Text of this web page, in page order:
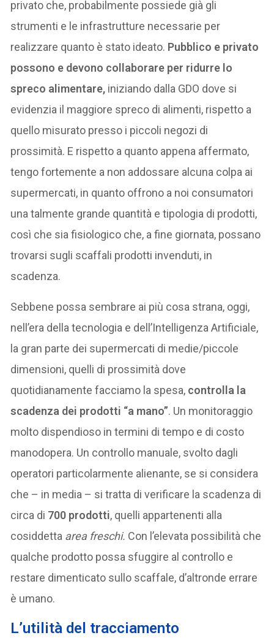
privato che, probabilmente possiede già gli
strumenti e le infrastrutture necessarie per
realizzare quanto è stato ideato. Pubblico e privato
possono e devono collaborare per ridurre lo
spreco alimentare, iniziando dalla GDO dove si
evidenzia il maggiore spreco di alimenti, rispetto a
quello misurato presso i piccoli negozi di
prossimità. E rispetto a quanto appena affermato,
tengo fortemente a non addossare alcuna colpa ai
supermercati, in quanto offrono a noi consumatori
una talmente grande quantità e tipologia di prodotti,
così che sia fisiologico che, a fine giornata, possano
trovarsi sugli scaffali prodotti invenduti, in
scadenza.
Sebbene possa sembrare ai più cosa strana, oggi,
nell’era della tecnologia e dell’Intelligenza Artificiale,
la gran parte dei supermercati di medie/piccole
dimensioni, quelli di prossimità dove
quotidianamente facciamo la spesa, controlla la
scadenza dei prodotti “a mano”. Un monitoraggio
molto dispendioso in termini di tempo e di costo
manodopera. Un controllo manuale, svolto dagli
operatori particolarmente alienante, se si considera
che – in media – si tratta di verificare la scadenza di
circa di 700 prodotti, quelli appartenenti alla
cosiddetta area freschi. Con l’elevata possibilità che
qualche prodotto possa sfuggire al controllo e
restare dimenticato sullo scaffale, d’altronde errare
è umano.
L’utilità del tracciamento